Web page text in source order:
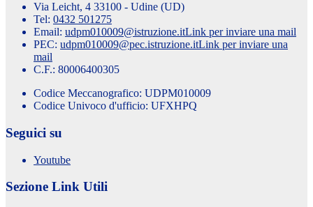
Via Leicht, 4 33100 - Udine (UD)
Tel: 0432 501275
Email: udpm010009@istruzione.itLink per inviare una mail
PEC: udpm010009@pec.istruzione.itLink per inviare una
mail
C.F.: 80006400305
Codice Meccanografico: UDPM010009
Codice Univoco d'ufficio: UFXHPQ
Seguici su
Youtube
Sezione Link Utili